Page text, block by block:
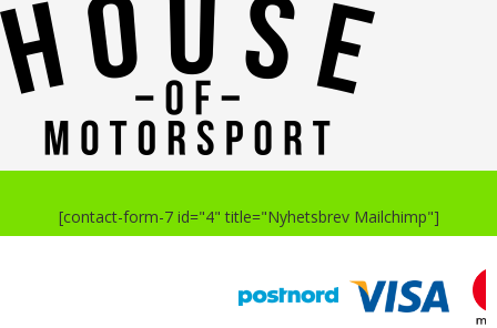
[contact-form-7 id="4" title="Nyhetsbrev Mailchimp"]